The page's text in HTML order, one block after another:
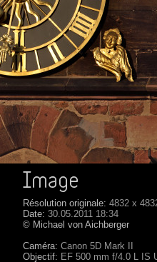
Résolution originale: 4832 x
Date: 30.05.2011 18:34
© Michael von Aichberger
Caméra: Canon 5D Mark II
Objectif: EF 500 mm f/4.0 L IS